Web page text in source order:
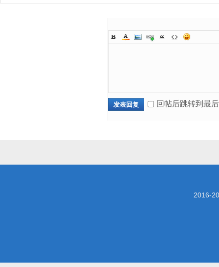
发表回复 回帖后跳转到最
2016-